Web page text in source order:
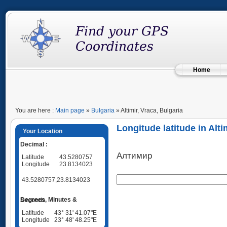
Home
You are here : Main page » Bulgaria » Altimir, Vraca, Bulgaria
Your Location
Decimal :
Latitude
43.5280757
Longitude
23.8134023
43.5280757,23.8134023
Degrees, Minutes & Seconds
Latitude
43° 31' 41.07"E
Longitude
23° 48' 48.25"E
Longitude latitude in
Алтимир